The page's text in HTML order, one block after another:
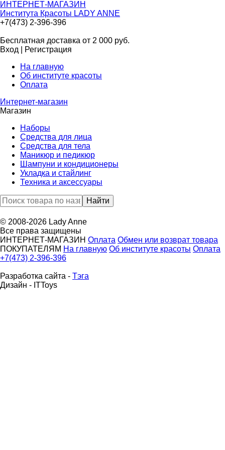
ИНТЕРНЕТ-МАГАЗИН
Института Красоты LADY ANNE
+7(473) 2-396-396
Бесплатная доставка от 2 000 руб.
Вход
Регистрация
На главную
Об институте красоты
Оплата
Интернет-магазин
Магазин
Наборы
Средства для лица
Средства для тела
Маникюр и педикюр
Шампуни и кондиционеры
Укладка и стайлинг
Техника и аксессуары
© 2008-2026 Lady Anne
Все права защищены
ИНТЕРНЕТ-МАГАЗИН Оплата Обмен или возврат товара
ПОКУПАТЕЛЯМ На главную Об институте красоты Оплата
+7(473) 2-396-396
Разработка сайта - Тэга
Дизайн - ITToys